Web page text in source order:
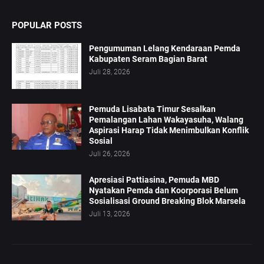
POPULAR POSTS
Pengumuman Lelang Kendaraan Pemda
Kabupaten Seram Bagian Barat
Juli 28, 2026
Pemuda Lisabata Timur Sesalkan
Pemalangan Lahan Wakayasuha, Walang
Aspirasi Harap Tidak Menimbulkan Konflik
Sosial
Juli 26, 2026
Apresiasi Pattiasina, Pemuda MBD
Nyatakan Pemda dan Koorporasi Belum
Sosialisasi Ground Breaking Blok Marsela
Juli 13, 2026